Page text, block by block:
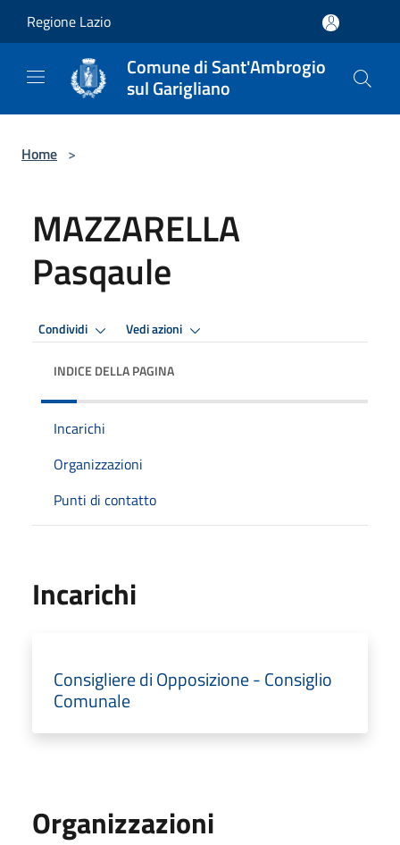
Regione Lazio
Comune di Sant'Ambrogio
sul Garigliano
Home >
MAZZARELLA
Pasqaule
Condividi Vedi azioni
INDICE DELLA PAGINA
Incarichi
Organizzazioni
Punti di contatto
Incarichi
Consigliere di Opposizione - Consiglio
Comunale
Organizzazioni